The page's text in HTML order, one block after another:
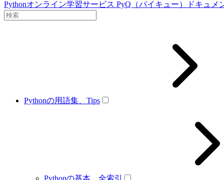
Pythonオンライン学習サービス PyQ（パイキュー）ドキュメ
Pythonの用語集、Tips
Pythonの基本、全索引